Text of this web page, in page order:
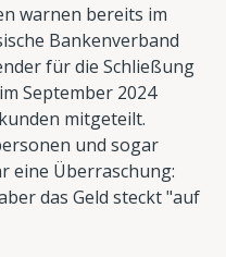
warnen bereits im
Bankenverband
für die Schließung
September 2024
mitgeteilt.
und sogar
eine Überraschung:
das Geld steckt "auf